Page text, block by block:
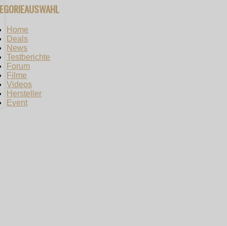
Home
Deals
News
Testberichte
Forum
Filme
Videos
Hersteller
Event